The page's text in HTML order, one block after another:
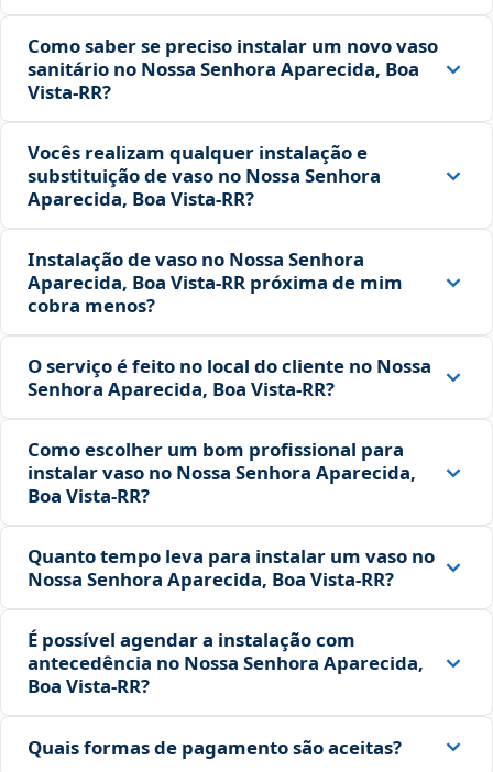
Como saber se preciso instalar um novo vaso
sanitário no Nossa Senhora Aparecida, Boa
Vista‑RR?
Vocês realizam qualquer instalação e
substituição de vaso no Nossa Senhora
Aparecida, Boa Vista‑RR?
Instalação de vaso no Nossa Senhora
Aparecida, Boa Vista‑RR próxima de mim
cobra menos?
O serviço é feito no local do cliente no Nossa
Senhora Aparecida, Boa Vista‑RR?
Como escolher um bom profissional para
instalar vaso no Nossa Senhora Aparecida,
Boa Vista‑RR?
Quanto tempo leva para instalar um vaso no
Nossa Senhora Aparecida, Boa Vista‑RR?
É possível agendar a instalação com
antecedência no Nossa Senhora Aparecida,
Boa Vista‑RR?
Quais formas de pagamento são aceitas?